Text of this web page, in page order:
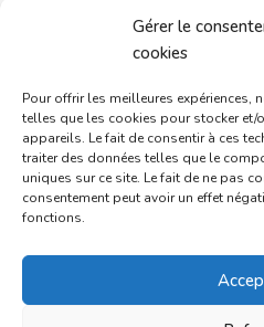
Gérer le
cookies
Pour offrir les meilleures
telles que les cookies pour stocker et/
appareils. Le fait de consentir à ces
traiter des données telles que le
uniques sur ce site. Le fait de ne pas
consentement peut avoir un effet
fonctions.
POLITIQUES DES COOKIES
© 2023 RE/MAX AVANTAGES –